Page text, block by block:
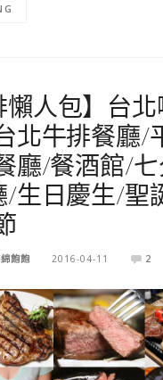
懶人包】台
北牛排餐廳/
廳/餐酒館/
/生日慶生/聖
飽飽 2016-04-11 2